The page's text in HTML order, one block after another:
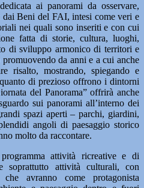
ai panorami da osservare,
dai Beni del FAI, intesi come veri e
nei quali sono inseriti e con cui
fatta di storie, cultura, luoghi,
di sviluppo armonico di territori e
da anni e a cui anche
risalto, mostrando, spiegando e
di prezioso offrono i dintorni
del Panorama” offrirà anche
sui panorami all’interno dei
spazi aperti – parchi, giardini,
angoli di paesaggio storico
molto da raccontare.
attività ricreative e di
soprattutto attività culturali, con
avranno come protagonista